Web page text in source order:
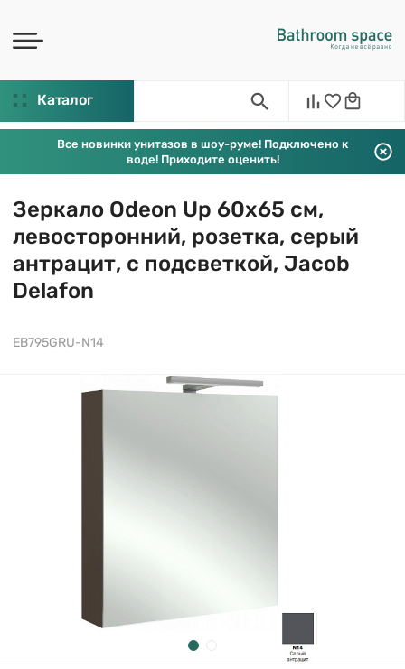
Каталог
Все новинки унитазов в шоу-руме! Подключено к
воде! Приходите оценить!
Зеркало Odeon Up 60х65 см,
левосторонний, розетка, серый
антрацит, с подсветкой, Jacob
Delafon
EB795GRU-N14